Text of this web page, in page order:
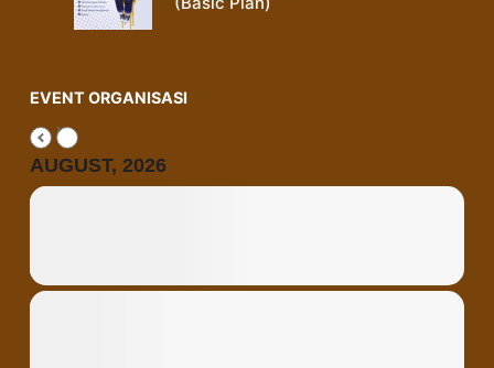
EVENT ORGANISASI
AUGUST, 2026